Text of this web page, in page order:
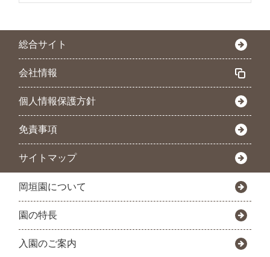
総合サイト
会社情報
個人情報保護方針
免責事項
サイトマップ
岡垣園について
園の特長
入園のご案内